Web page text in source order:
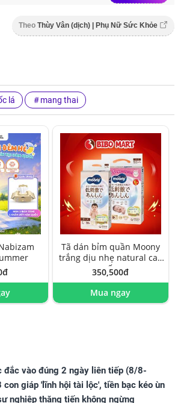
Theo Thùy Vân (dịch) | Phụ Nữ Sức Khỏe
lá mang thai
Tã dán bỉm quần Moony
trắng dịu nhẹ natural cao
cấp
350,500đ
Mua ngay
đắc vào đúng 2 ngày liên tiếp (8/8-
giáp 'lĩnh hội tài lộc', tiền bạc kéo ùn
nghiệp thăng tiến không ngừng